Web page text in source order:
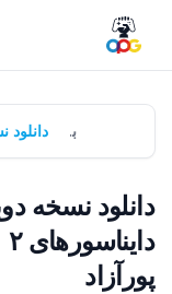
بازی‌ها
دانلود نسخه
پورآزاد